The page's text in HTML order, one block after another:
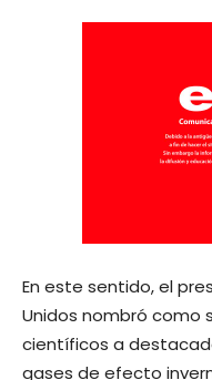
En este sentido, el
Unidos nombró como
científicos a
gases de efecto